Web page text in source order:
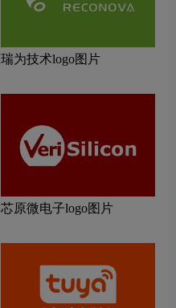
瑞为技术logo图片
芯原微电子logo图片